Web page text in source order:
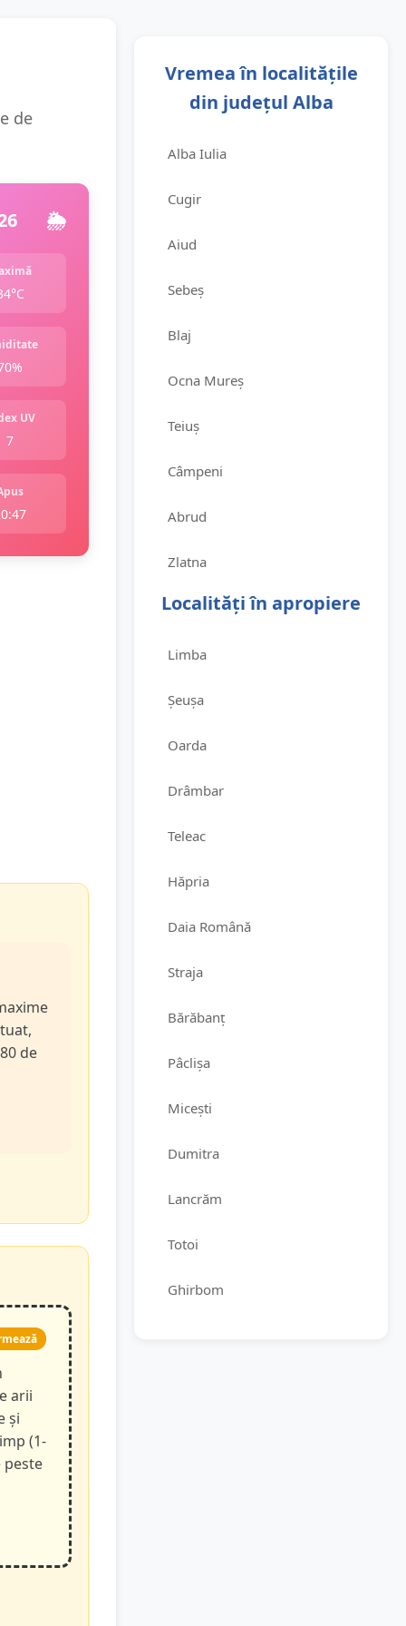
de
🌦️
UV
7
de
arii
și
(1-
peste
Vremea în localitățile
din județul Alba
Alba Iulia
Cugir
Aiud
Sebeș
Blaj
Ocna Mureș
Teiuș
Câmpeni
Abrud
Zlatna
Localități în apropiere
Limba
Șeușa
Oarda
Drâmbar
Teleac
Hăpria
Daia Română
Straja
Bărăbanț
Pâclișa
Micești
Dumitra
Lancrăm
Totoi
Ghirbom